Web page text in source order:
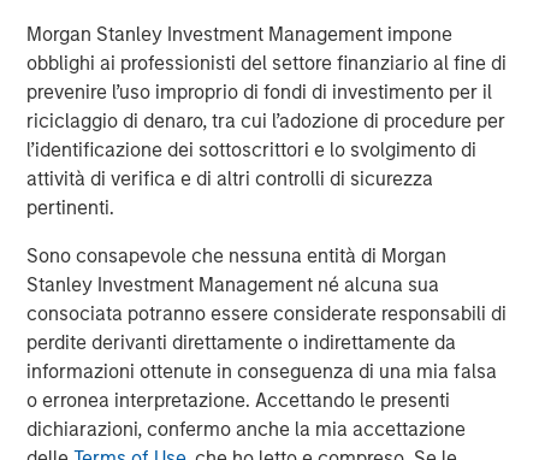
Morgan Stanley Investment Management impone
obblighi ai professionisti del settore finanziario al fine di
prevenire l’uso improprio di fondi di investimento per il
riciclaggio di denaro, tra cui l’adozione di procedure per
l’identificazione dei sottoscrittori e lo svolgimento di
attività di verifica e di altri controlli di sicurezza
pertinenti.
Sono consapevole che nessuna entità di Morgan
Stanley Investment Management né alcuna sua
consociata potranno essere considerate responsabili di
perdite derivanti direttamente o indirettamente da
informazioni ottenute in conseguenza di una mia falsa
o erronea interpretazione. Accettando le presenti
dichiarazioni, confermo anche la mia accettazione
ARTICOLO
Real Estate Midyear Outlook:
Constructive Amid Fluid Backdrop
The current macroenvironment remains resilient
despite elevated volatility and divergence across
markets. As inflation and energy prices keep
central banks hawkish, real estate continues to
offer attractive relative value, supported by a
25% repricing, durable income streams, and
constrained supply. In this environment,
diversified portfolios and selective asset-level
investing remain critical.
7-AGO-2026